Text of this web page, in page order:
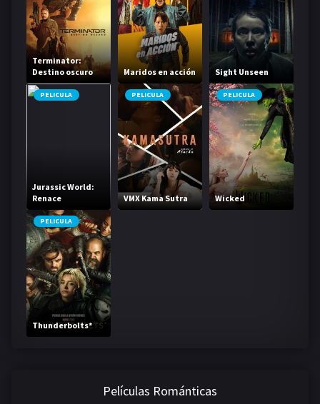
Terminator:
Destino oscuro
Maridos en acción Sight Unseen
PELICULA
Jurassic World:
Renace
PELICULA
VMX Kama Sutra
PELICULA
Wicked
PELICULA
Thunderbolts*
Películas Románticas